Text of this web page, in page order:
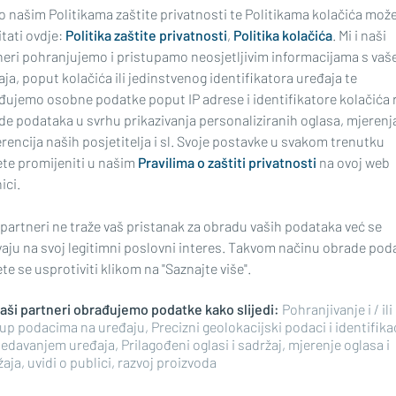
PREPORUKAMA PROTIV RAKA
li se 'školice'? Možete
i na glavnom
trgu
IZ BRODSKE BOLNICE STIGLA
'Dojenje je najbolji
života za svako dijete'
ŠAMCA
Umjesto
VAŽNA OBAVIJEST ZA ŽITELJE
KLAKAR
Mobilna ambulanta
našim Politikama zaštite privatnosti te Politikama kolačića
ovdje: Politika zaštite privatnosti, Politika kolačića . Mi i naši
pohranjujemo i pristupamo neosjetljivim informacijama s
poput kolačića ili jedinstvenog identifikatora uređaja te
osobne podatke poput IP adrese i identifikatore kolačića
podataka u svrhu prikazivanja personaliziranih oglasa,
naših posjetitelja i sl. Svoje postavke u svakom trenutku
promijeniti u našim Pravilima o zaštiti privatnosti na ovoj web
ne traže vaš pristanak za obradu vaših podataka već se
na svoj legitimni poslovni interes. Takvom načinu obrade
se usprotiviti klikom na "Saznajte više".
partneri obrađujemo podatke kako slijedi: Pohranjivanje i / ili
podacima na uređaju, Precizni geolokacijski podaci i
uređaja, Prilagođeni oglasi i sadržaj, mjerenje oglasa i
uvidi o publici, razvoj proizvoda